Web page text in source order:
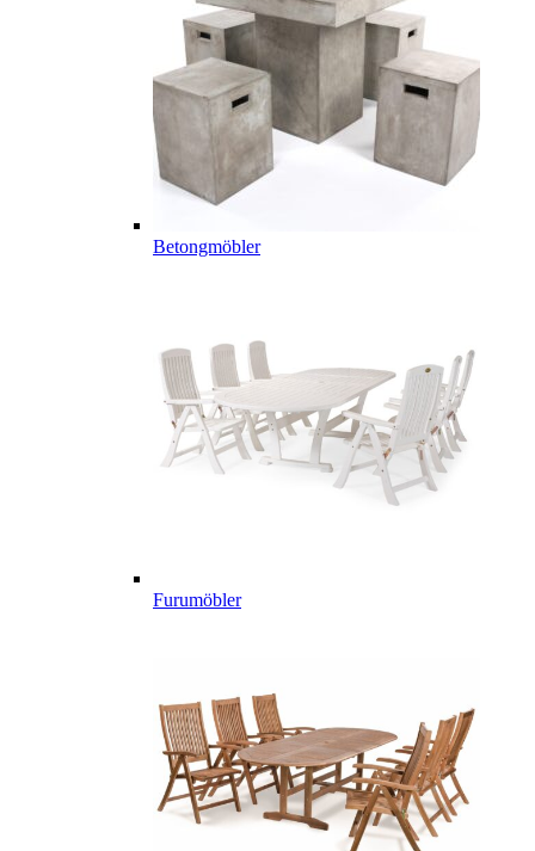
Betongmöbler
Furumöbler